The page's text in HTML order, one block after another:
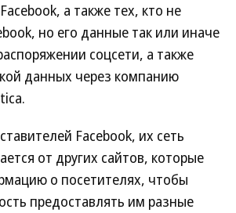
а также тех, кто не
но его данные так или иначе
соцсети, а также
данных через компанию
Facebook, их сеть
от других сайтов, которые
о посетителях, чтобы
предоставлять им разные